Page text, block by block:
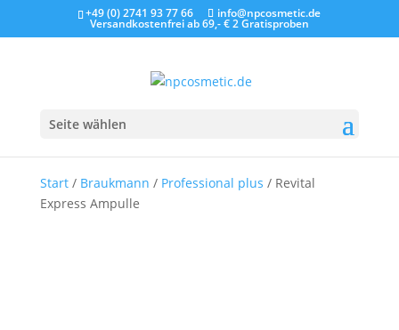
+49 (0) 2741 93 77 66 info@npcosmetic.de
Versandkostenfrei ab 69,- €2 Gratisproben
Seite wählen
Start/ Braukmann / Professional plus / Revital
Express Ampulle